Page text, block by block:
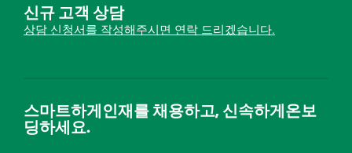
신규 고객 상담
상담 신청서를 작성해주시면 연락 드리겠습니다.
스마트하게인재를 채용하고, 신속하게온보
딩하세요.